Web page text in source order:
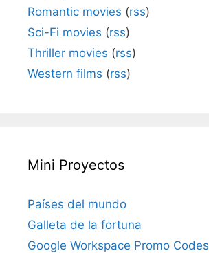
Romantic movies (rss)
Sci-Fi movies (rss)
Thriller movies (rss)
Western films (rss)
Mini Proyectos
Países del mundo
Galleta de la fortuna
Google Workspace Promo Codes